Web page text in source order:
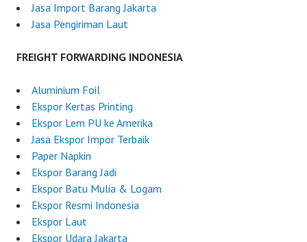
Jasa Import Barang Jakarta
Jasa Pengiriman Laut
FREIGHT FORWARDING INDONESIA
Aluminium Foil
Ekspor Kertas Printing
Ekspor Lem PU ke Amerika
Jasa Ekspor Impor Terbaik
Paper Napkin
Ekspor Barang Jadi
Ekspor Batu Mulia & Logam
Ekspor Resmi Indonesia
Ekspor Laut
Ekspor Udara Jakarta